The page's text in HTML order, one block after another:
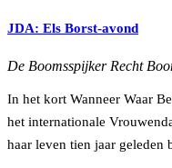
JDA: Els Borst-avond
De Boomsspijker Recht
In het kort Wanneer Waar
het internationale
haar leven tien jaar geleden